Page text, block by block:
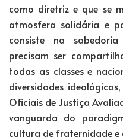
como diretriz e que se
atmosfera solidária e
consiste na
precisam ser
todas as classes e
diversidades
Oficiais de Justiça
vanguarda do
cultura de fraternidade e